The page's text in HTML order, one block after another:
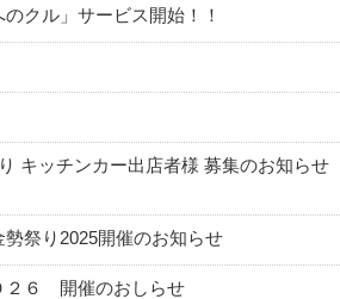
クル」サービス開始！！
キッチンカー出店者様 募集のお知らせ
祭り2025開催のお知らせ
２６ 開催のおしらせ